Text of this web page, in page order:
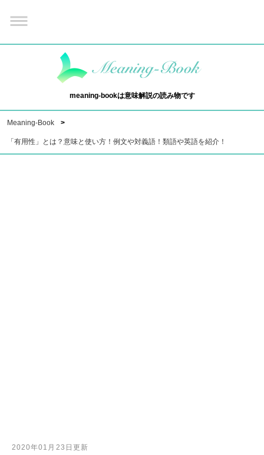
meaning-bookは意味解説の読み物です
Meaning-Book
「有用性」とは？意味と使い方！例文や対義語！類語や英語を紹介！
2020年01月23日更新